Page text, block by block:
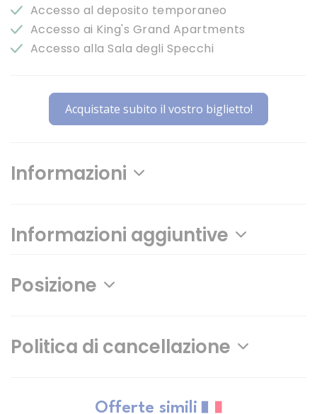
Accesso al deposito temporaneo
Accesso ai King's Grand Apartments
Accesso alla Sala degli Specchi
Acquistate subito il vostro biglietto!
Informazioni
Informazioni aggiuntive
Posizione
Politica di cancellazione
Offerte simili